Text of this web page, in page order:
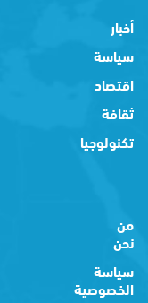
أخبار
سياسة
اقتصاد
ثقافة
تكنولوجيا
من
نحن
سياسة
الخصوصية